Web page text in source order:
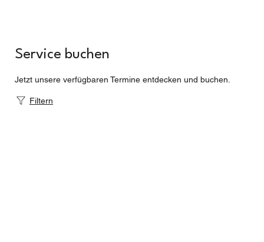
Service buchen
Jetzt unsere verfügbaren Termine entdecken und buchen.
Filtern